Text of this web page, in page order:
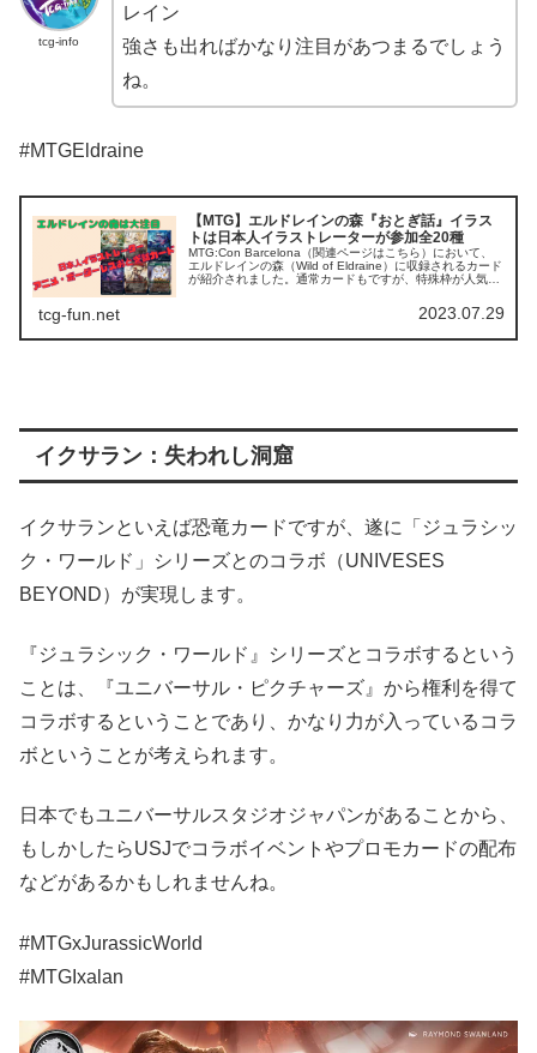
tcg-info
レイン
強さも出ればかなり注目があつまるでしょう
ね。
#MTGEldraine
【MTG】エルドレインの森『おとぎ話』イラス
トは日本人イラストレーターが参加全20種
MTG:Con Barcelona（関連ページはこちら）において、
エルドレインの森（Wild of Eldraine）に収録されるカード
が紹介されました。通常カードもですが、特殊枠が人気が
tcg-fun.net 2023.07.29
イクサラン：失われし洞窟
イクサランといえば恐竜カードですが、遂に「ジュラシッ
ク・ワールド」シリーズとのコラボ（UNIVESES
BEYOND）が実現します。
『ジュラシック・ワールド』シリーズとコラボするという
ことは、『ユニバーサル・ピクチャーズ』から権利を得て
コラボするということであり、かなり力が入っているコラ
ボということが考えられます。
日本でもユニバーサルスタジオジャパンがあることから、
もしかしたらUSJでコラボイベントやプロモカードの配布
などがあるかもしれませんね。
#MTGxJurassicWorld
#MTGIxalan